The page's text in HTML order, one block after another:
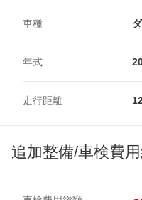
車種
年式
走行距離
追加整備/車検費